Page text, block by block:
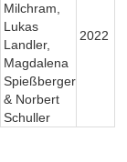
Milchram,
Lukas
Landler,
Magdalena
Spießberger
& Norbert
Schuller
2022